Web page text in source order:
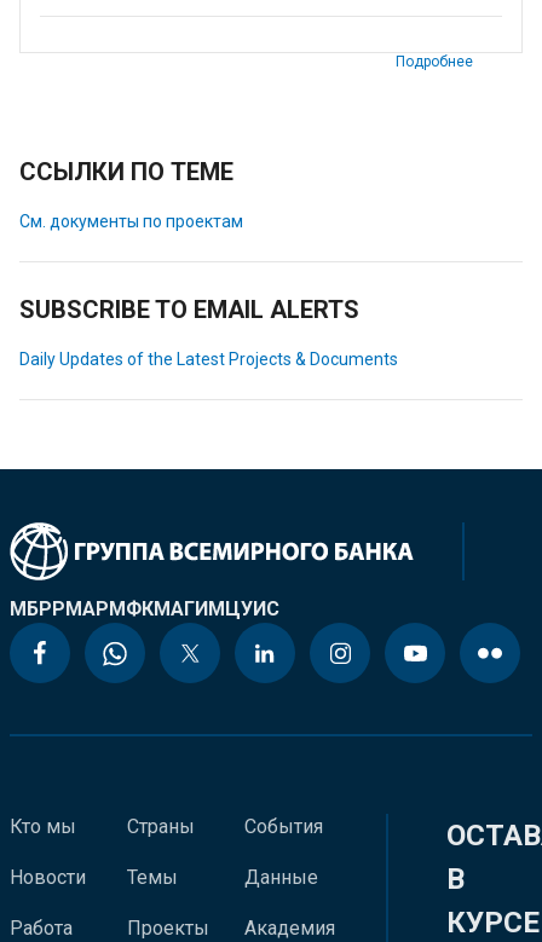
Подробнее
ССЫЛКИ ПО ТЕМЕ
См. документы по проектам
SUBSCRIBE TO EMAIL ALERTS
Daily Updates of the Latest Projects & Documents
МБРРМАРМФКМАГИМЦУИС
Кто мы
Новости
Работа
Страны
Темы
Проекты
События
Данные
Академия
В
КУРСЕ